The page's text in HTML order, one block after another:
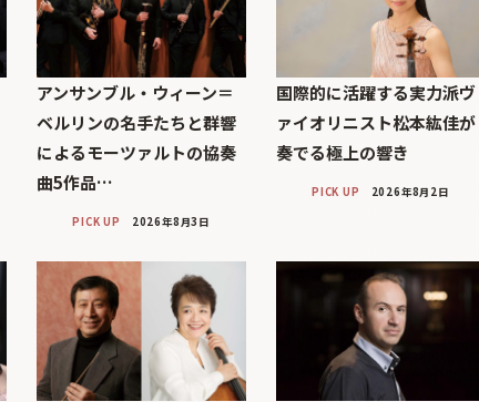
アンサンブル・ウィーン＝
ベルリンの名手たちと群響
によるモーツァルトの協奏
曲5作品…
PICK UP 2026年8月3日
国際的に活躍する実力派ヴ
ァイオリニスト松本紘佳が
奏でる極上の響き
PICK UP 2026年8月2日